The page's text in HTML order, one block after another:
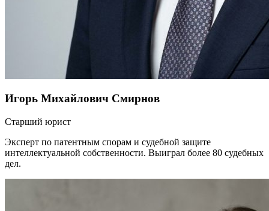
Игорь Михайлович Смирнов
Старший юрист
Эксперт по патентным спорам и судебной защите
интеллектуальной собственности. Выиграл более 80 судебных
дел.